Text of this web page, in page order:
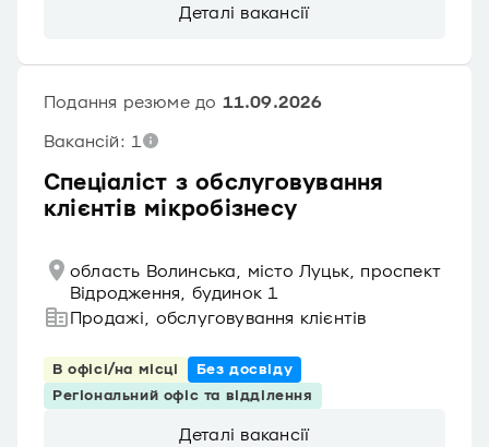
Деталі вакансії
Спеціаліст з обслуговування
клієнтів мікробізнесу
Подання резюме до 11.09.2026
Вакансій: 1
область Волинська, місто Луцьк, проспект
Відродження, будинок 1
Продажі, обслуговування клієнтів
В офісі/на місці
Без досвіду
Регіональний офіс та відділення
Деталі вакансії